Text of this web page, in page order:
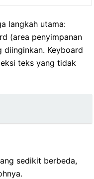
langkah utama:
(area penyimpanan
diinginkan. Keyboard
teks yang tidak
sedikit berbeda,